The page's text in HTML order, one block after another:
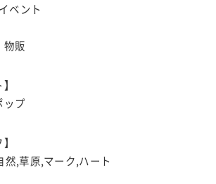
ベント
物販
ップ
,草原,マーク,ハート